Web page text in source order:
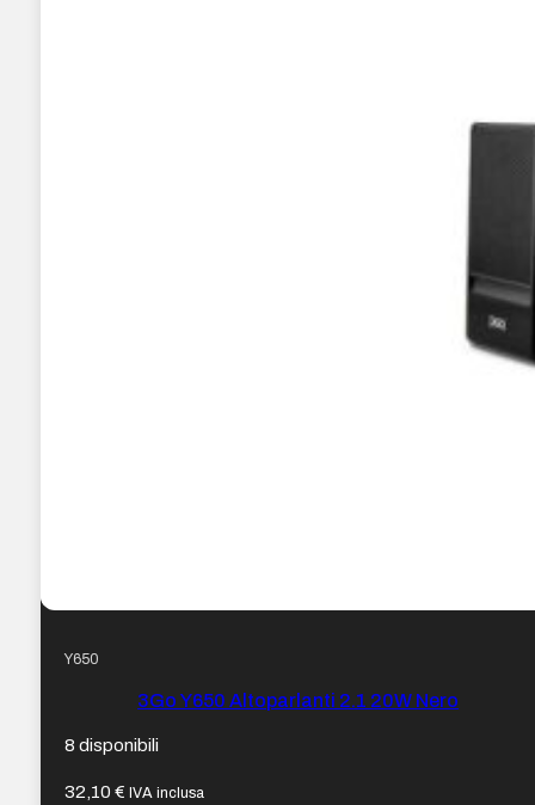
Y650
3Go Y650 Altoparlanti 2.1 20W Nero
8 disponibili
32,10€ IVA inclusa